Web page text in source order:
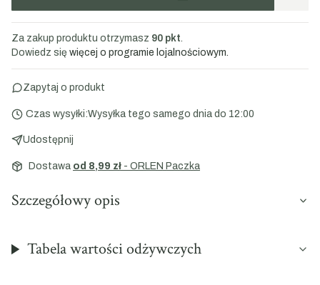
Za zakup produktu otrzymasz 90 pkt.
Dowiedz się więcej o programie lojalnościowym.
Zapytaj o produkt
Czas wysyłki:Wysyłka tego samego dnia do 12:00
Udostępnij
Dostawa od 8,99 zł - ORLEN Paczka
Szczegółowy opis
Tabela wartości odżywczych